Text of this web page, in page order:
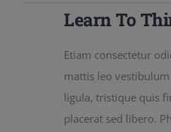
Learn To
Etiam consectetur
mattis leo vestibulum
ligula, tristique quis
placerat sed libero.